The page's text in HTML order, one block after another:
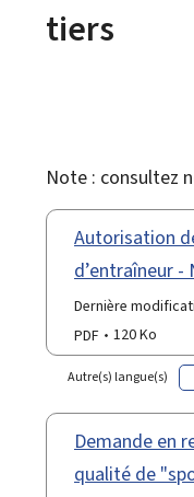
tiers
Note : consultez
Autorisation
d’entraîneur
Dernière
PDF
120 Ko
Autre(s) langue(s)
Demande en
qualité de